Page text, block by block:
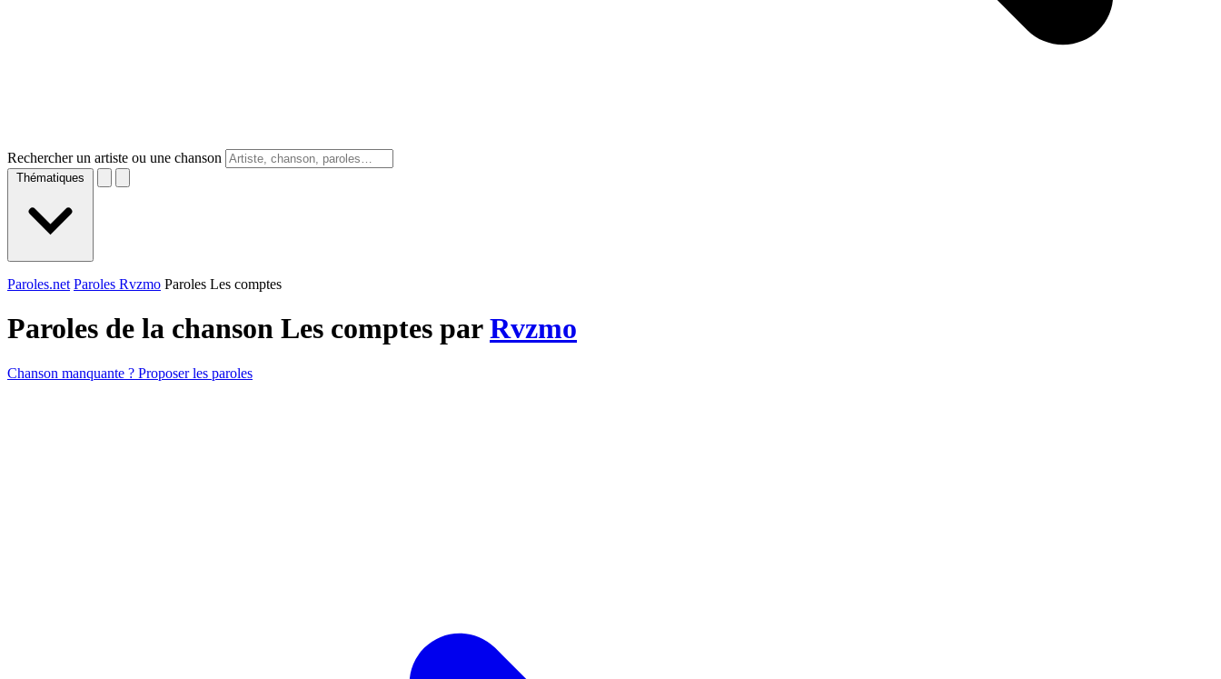
Rechercher un artiste ou une chanson
Thématiques
Paroles.net Paroles Rvzmo Paroles Les comptes
Paroles de la chanson Les comptes parRvzmo
Chanson manquante ? Proposer les paroles